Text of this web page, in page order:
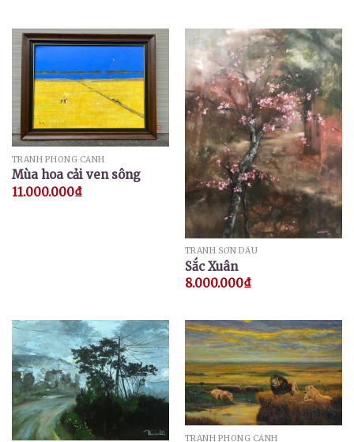
TRANH PHONG CẢNH
Mùa hoa cải ven sông
11.000.000₫
TRANH SƠN DẦU
Sắc Xuân
8.000.000₫
TRANH PHONG CẢNH